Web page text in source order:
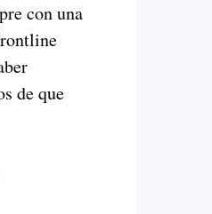
con una
de que